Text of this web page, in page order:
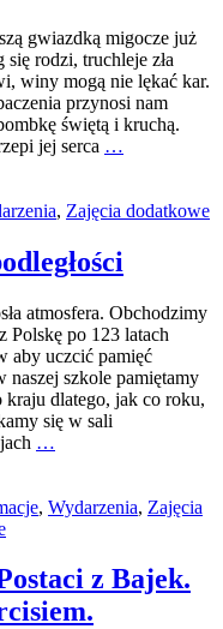
gwiazdką migocze już
rodzi, truchleje zła
winy mogą nie lękać kar.
przynosi nam
świętą i kruchą.
jej serca …
, Zajęcia dodatkowe
atmosfera. Obchodzimy
Polskę po 123 latach
aby uczcić pamięć
naszej szkole pamiętamy
kraju dlatego, jak co roku,
się w sali
…
, Wydarzenia, Zajęcia
z Bajek.